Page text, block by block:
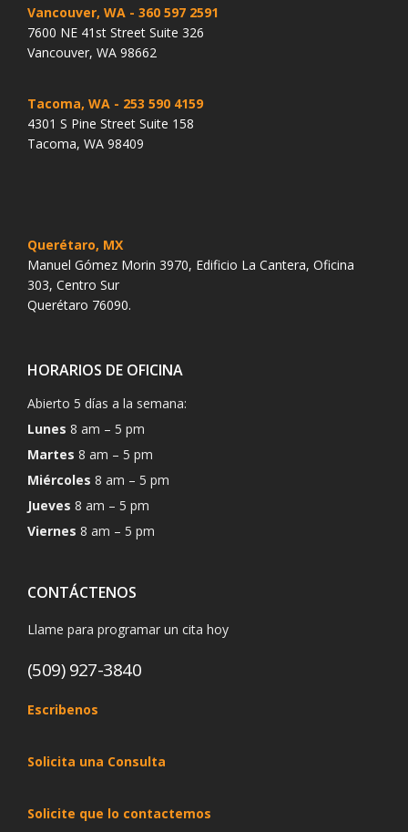
Vancouver, WA - 360 597 2591
7600 NE 41st Street Suite 326
Vancouver, WA 98662
Tacoma, WA - 253 590 4159
4301 S Pine Street Suite 158
Tacoma, WA 98409
Querétaro, MX
Manuel Gómez Morin 3970, Edificio La Cantera, Oficina
303, Centro Sur
Querétaro 76090.
HORARIOS DE OFICINA
Abierto 5 días a la semana:
Lunes 8 am – 5 pm
Martes 8 am – 5 pm
Miércoles 8 am – 5 pm
Jueves 8 am – 5 pm
Viernes 8 am – 5 pm
CONTÁCTENOS
Llame para programar un cita hoy
(509) 927-3840
Escribenos
Solicita una Consulta
Solicite que lo contactemos